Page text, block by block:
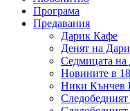
Програма
Предавания
Дарик Кафе
Денят на
Седмицата на
Новините в 18
Ники Кънчев